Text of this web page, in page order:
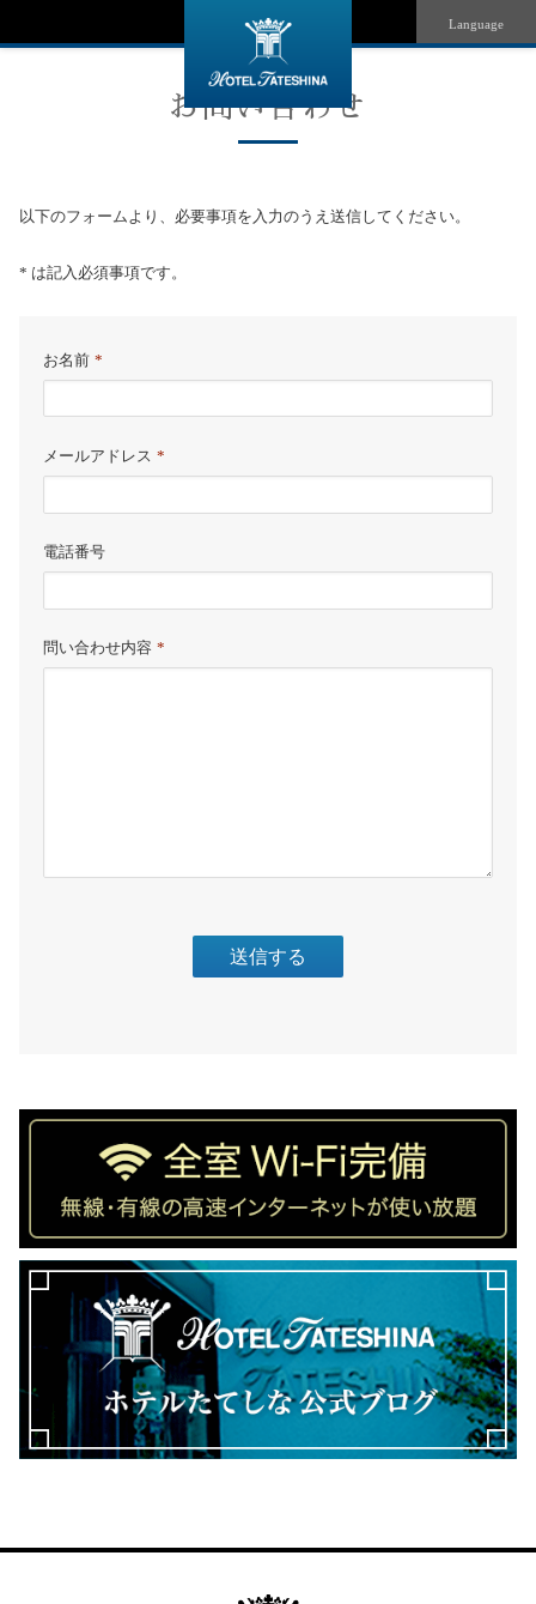
Language
お問い合わせ
以下のフォームより、必要事項を入力のうえ送信してください。
* は記入必須事項です。
お名前 *
メールアドレス *
電話番号
問い合わせ内容 *